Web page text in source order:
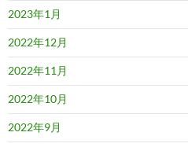
2023年1月
2022年12月
2022年11月
2022年10月
2022年9月